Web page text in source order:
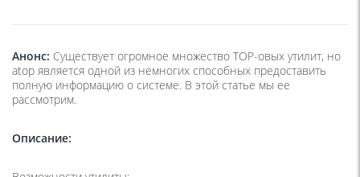
Анонс: Существует огромное множество TOP-овых утилит, но
atop является одной из немногих способных предоставить
полную информацию о системе. В этой статье мы ее
рассмотрим.
Описание: